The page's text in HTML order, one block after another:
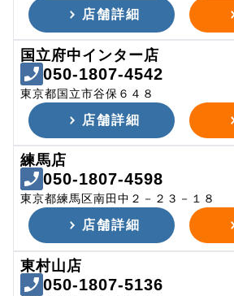
店舗詳細
国立府中インター店
050-1807-4542
東京都国立市谷保６４８
店舗詳細
練馬店
050-1807-4598
東京都練馬区南田中２－２３－１８
店舗詳細
東村山店
050-1807-5136